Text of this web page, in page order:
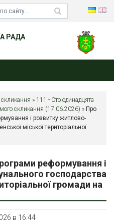
РАДА
» 111 - Сто одинадцята
скликання (17.06.2026) » Про
і розвитку житлово-
міської територіальної
реформування і
господарства
громади на
в 16:44